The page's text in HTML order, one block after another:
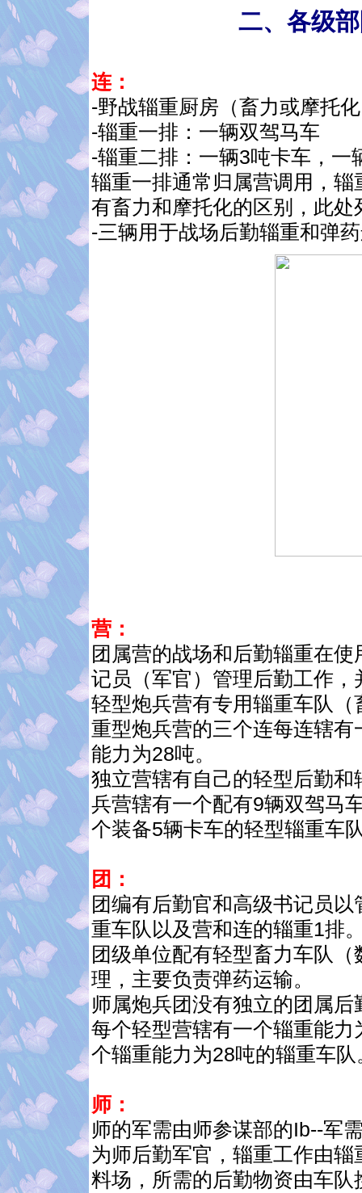
二、各级
连：
-野战辎重厨房（畜力或摩托
-辎重一排：一辆双驾马车
-辎重二排：一辆3吨卡车，一
辎重一排通常归属营调用，
有畜力和摩托化的区别，此
-三辆用于战场后勤辎重和弹
营：
团属营的战场和后勤辎重在
记员（军官）管理后勤工作
轻型炮兵营有专用辎重车队
重型炮兵营的三个连每连辖
能力为28吨。
独立营辖有自己的轻型后勤
兵营辖有一个配有9辆双驾马
个装备5辆卡车的轻型辎重车
团：
团编有后勤官和高级书记员
重车队以及营和连的辎重1排
团级单位配有轻型畜力车队
理，主要负责弹药运输。
师属炮兵团没有独立的团属
每个轻型营辖有一个辎重能
个辎重能力为28吨的辎重车
师：
师的军需由师参谋部的Ib--军
为师后勤军官，辎重工作由
料场，所需的后勤物资由车队